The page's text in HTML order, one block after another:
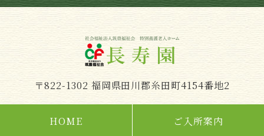
〒822-1302 福岡県田川郡糸田町4154番地2
HOME ご入所案内